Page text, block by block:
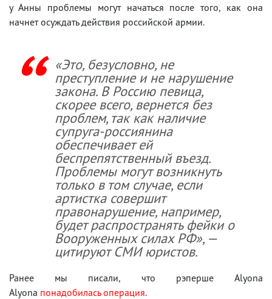
у Анны проблемы могут начаться после того, как она
начнет осуждать действия российской армии.
«Это, безусловно, не
преступление и не нарушение
закона. В Россию певица,
скорее всего, вернется без
проблем, так как наличие
супруга-россиянина
обеспечивает ей
беспрепятственный въезд.
Проблемы могут возникнуть
только в том случае, если
артистка совершит
правонарушение, например,
будет распространять фейки о
Вооруженных силах РФ», —
цитируют СМИ юристов.
Ранее мы писали, что рэперше Alyona
Alyona понадобилась операция.